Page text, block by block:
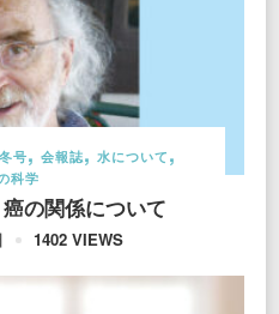
号 会報誌
水について
科学
の関係について
1402 VIEWS